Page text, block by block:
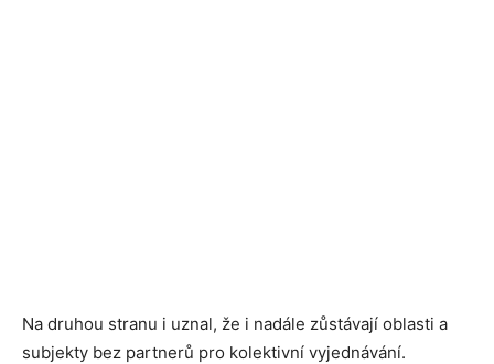
Na druhou stranu i uznal, že i nadále zůstávají oblasti a
subjekty bez partnerů pro kolektivní vyjednávání.